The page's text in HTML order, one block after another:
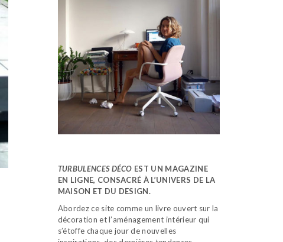
TURBULENCES DÉCO EST UN MAGAZINE
EN LIGNE, CONSACRÉ À L’UNIVERS DE LA
MAISON ET DU DESIGN.
Abordez ce site comme un livre ouvert sur la
décoration et l’aménagement intérieur qui
s’étoffe chaque jour de nouvelles